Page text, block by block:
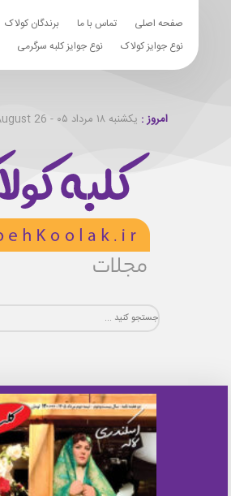
صفحه اصلی تماس با ما برندگان کولاک
نوع جوایز کولاک
نوع جوایز کلبه سرگرمی
امروز : یکشنبه ۱۸ مرداد ۰۵ - Sunday 9th August 26